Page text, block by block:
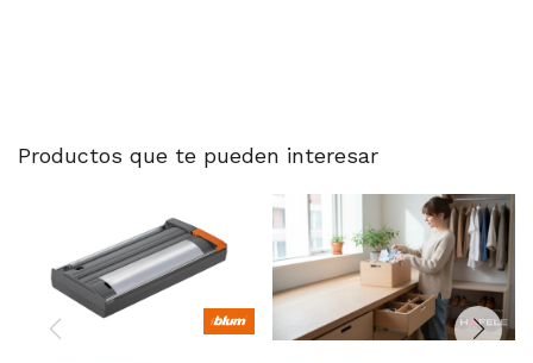
Productos que te pueden interesar